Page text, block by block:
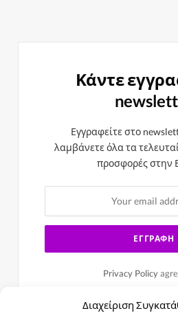
Διαχείριση
Κάντε
Εγγραφείτε στο
λαμβάνετε όλα τα
προσφορές στην
Privacy Policy